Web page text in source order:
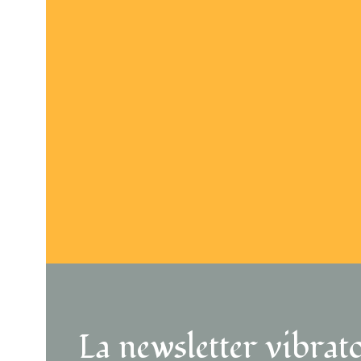
La newsletter